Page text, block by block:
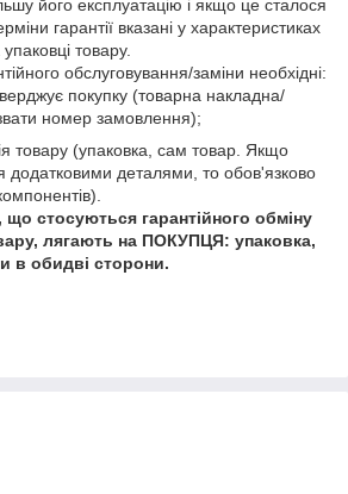
його експлуатацію і якщо це сталося
гарантії вказані у характеристиках
товару.
обслуговування/заміни необхідні:
покупку (товарна накладна/
номер замовлення);
товару (упаковка, сам товар. Якщо
додатковими деталями, то обов'язково
стосуються гарантійного обміну
лягають на ПОКУПЦЯ: упаковка,
в обидві сторони.